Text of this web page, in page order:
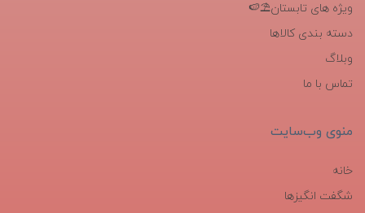
ویژه های تابستان⛱️🍉
دسته بندی کالاها
وبلاگ
تماس با ما
منوی وب‌سایت
خانه
شگفت انگیزها